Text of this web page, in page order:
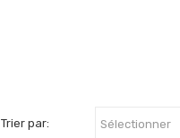
Trier par: Sélectionner